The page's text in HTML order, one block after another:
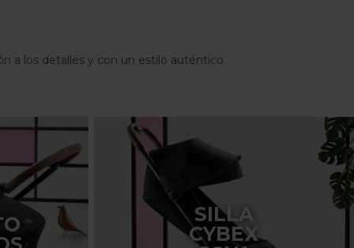
a los detalles y con un estilo auténtico.
SILLA
CYBEX